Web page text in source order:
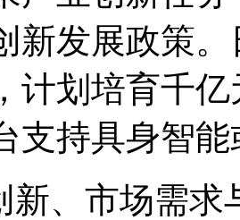
新发展政策
计划培育千
支持具身智
新、市场需求